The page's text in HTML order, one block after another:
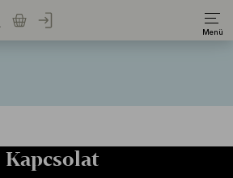
Kapcsolat